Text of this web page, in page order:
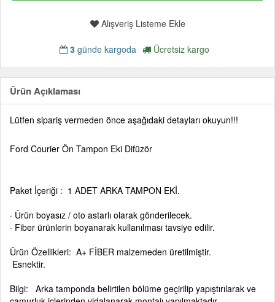
Alışveriş Listeme Ekle
3 günde kargoda Ücretsiz kargo
Ürün Açıklaması
Lütfen sipariş vermeden önce aşağıdaki detayları okuyun!!!
Ford Courier Ön Tampon Eki Difüzör
Paket İçeriği : 1 ADET ARKA TAMPON EKİ.
· Ürün boyasız / oto astarlı olarak gönderilecek.
· Fiber ürünlerin boyanarak kullanılması tavsiye edilir.
Ürün Özellikleri: A+ FİBER malzemeden üretilmiştir.
Esnektir.
Bilgi: Arka tamponda belirtilen bölüme geçirilip yapıştırılarak ve